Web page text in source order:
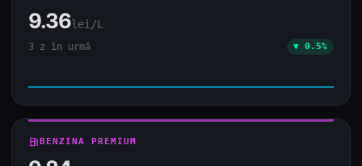
9.36lei/L
3 z în urmă ▼ 0.5%
local_gas_stationBENZINA PREMIUM